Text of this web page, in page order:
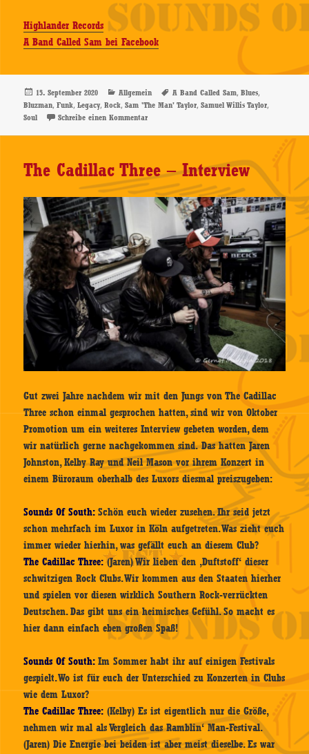
Highlander Records
A Band Called Sam bei Facebook
Veröffentlicht
am
15. September 2020 Kategorien
Allgemein Schlagwörter
A Band Called Sam,Blues,
Bluzman,Funk,Legacy,Rock,Sam 'The Man' Taylor,Samuel Willis Taylor,
Soul Schreibe einen Kommentarzu A Band Called Sam – Legacy – CD-Review
The Cadillac Three – Interview
Gut zwei Jahre nachdem wir mit den Jungs von The Cadillac
Three schon einmal gesprochen hatten, sind wir von Oktober
Promotion um ein weiteres Interview gebeten worden, dem
wir natürlich gerne nachgekommen sind. Das hatten Jaren
Johnston, Kelby Ray und Neil Mason vor ihrem Konzert in
einem Büroraum oberhalb des Luxors diesmal preiszugeben:
Sounds Of South:Schön euch wieder zusehen. Ihr seid jetzt
schon mehrfach im Luxor in Köln aufgetreten. Was zieht euch
immer wieder hierhin, was gefällt euch an diesem Club?
The Cadillac Three:(Jaren) Wir lieben den ‚Duftstoff‘ dieser
schwitzigen Rock Clubs. Wir kommen aus den Staaten hierher
und spielen vor diesen wirklich Southern Rock-verrückten
Deutschen. Das gibt uns ein heimisches Gefühl. So macht es
hier dann einfach eben großen Spaß!
Sounds Of South:Im Sommer habt ihr auf einigen Festivals
gespielt. Wo ist für euch der Unterschied zu Konzerten in Clubs
wie dem Luxor?
The Cadillac Three:(Kelby) Es ist eigentlich nur die Größe,
nehmen wir mal als Vergleich das Ramblin‘ Man-Festival.
(Jaren) Die Energie bei beiden ist aber meist dieselbe. Es war